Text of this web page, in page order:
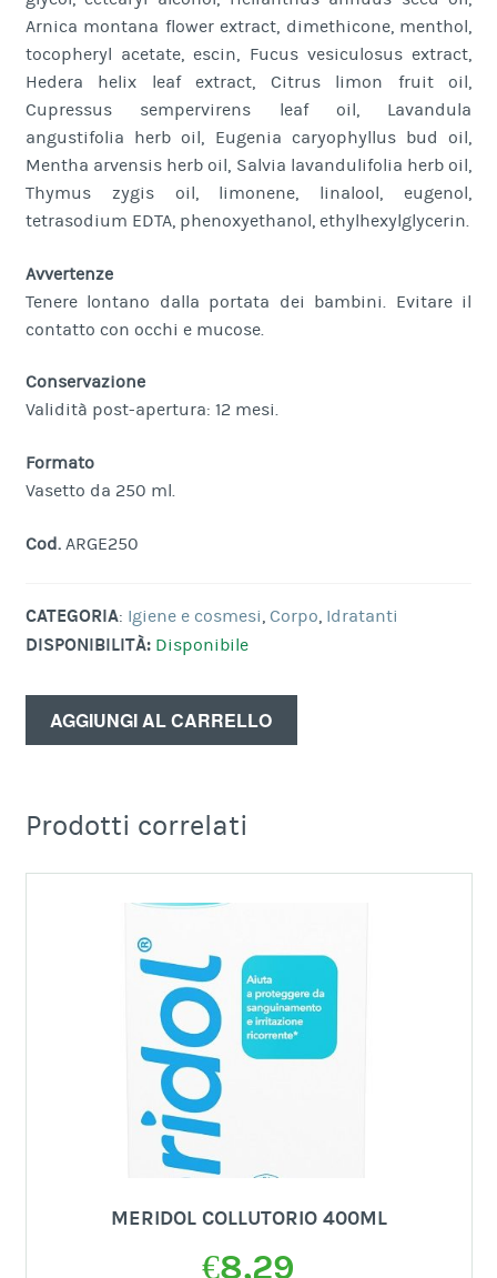
Arnica montana flower extract, dimethicone, menthol,
tocopheryl acetate, escin, Fucus vesiculosus extract,
Hedera helix leaf extract, Citrus limon fruit oil,
Cupressus sempervirens leaf oil, Lavandula
angustifolia herb oil, Eugenia caryophyllus bud oil,
Mentha arvensis herb oil, Salvia lavandulifolia herb oil,
Thymus zygis oil, limonene, linalool, eugenol,
tetrasodium EDTA, phenoxyethanol, ethylhexylglycerin.
Avvertenze
Tenere lontano dalla portata dei bambini. Evitare il
contatto con occhi e mucose.
Conservazione
Validità post-apertura: 12 mesi.
Formato
Vasetto da 250 ml.
Cod.ARGE250
CATEGORIA: Igiene e cosmesi, Corpo, Idratanti
DISPONIBILITÀ: Disponibile
AGGIUNGI AL CARRELLO
Prodotti correlati
MERIDOL COLLUTORIO 400ML
€8,29